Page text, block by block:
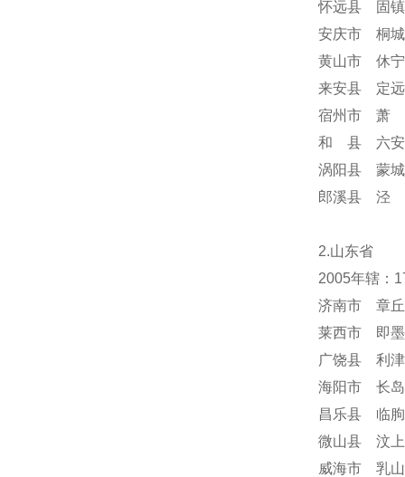
怀远县 固
安庆市 桐
黄山市 休
来安县 定
宿州市 萧
和 县 六
涡阳县 蒙
郎溪县 泾
2.山东省
2005年辖：
济南市 章
莱西市 即
广饶县 利
海阳市 长
昌乐县 临
微山县 汶
威海市 乳